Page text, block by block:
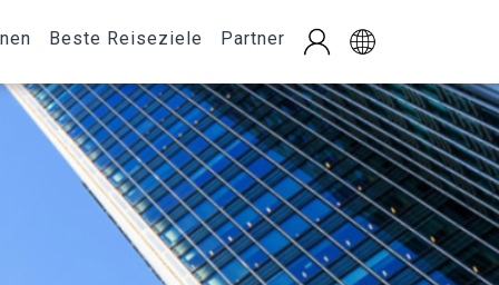
Beste Reiseziele Partner